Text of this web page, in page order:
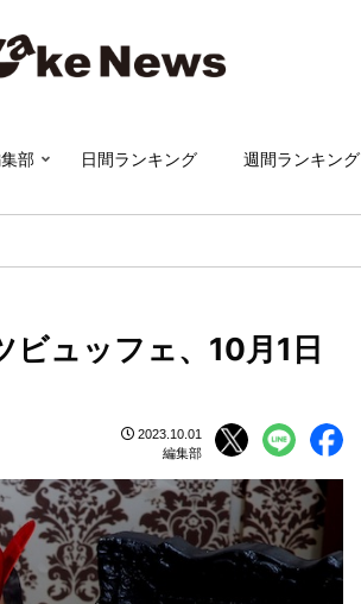
部 日間ランキング 週間ランキング
ビュッフェ、10月1日
2023.10.01
編集部